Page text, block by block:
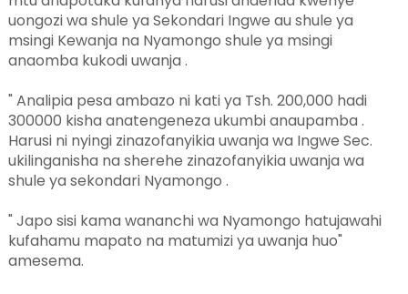
uongozi wa shule ya Sekondari Ingwe au shule ya
msingi Kewanja na Nyamongo shule ya msingi
anaomba kukodi uwanja .
" Analipia pesa ambazo ni kati ya Tsh. 200,000 hadi
300000 kisha anatengeneza ukumbi anaupamba .
Harusi ni nyingi zinazofanyikia uwanja wa Ingwe Sec.
ukilinganisha na sherehe zinazofanyikia uwanja wa
shule ya sekondari Nyamongo .
" Japo sisi kama wananchi wa Nyamongo hatujawahi
kufahamu mapato na matumizi ya uwanja huo"
amesema.